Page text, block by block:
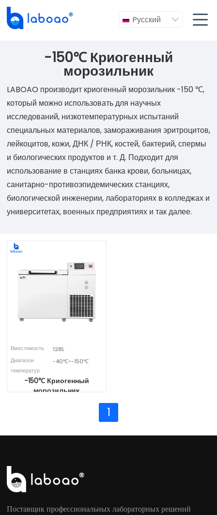
Pусский  
-150℃ Криогенный
морозильник
LABOAO производит криогенный морозильник -150 ℃,
который можно использовать для научных
исследований, низкотемпературных испытаний
специальных материалов, замораживания эритроцитов,
лейкоцитов, кожи, ДНК / РНК, костей, бактерий, спермы
и биологических продуктов и т. Д. Подходит для
использование в станциях банка крови, больницах,
санитарно-противоэпидемических станциях,
биологической инженерии, лабораториях в колледжах и
университетах, военных предприятиях и так далее.
Вместимость
128L
Диапазон
температур
-40℃~-150℃
-150℃ Криогенный
морозильник
1
Поставщик профессиональных лабораторных решений